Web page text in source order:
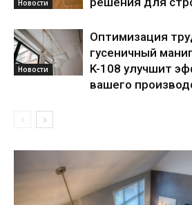
Новости
Новости
Оптимизация
гусеничный
K-108 улучшит
вашего